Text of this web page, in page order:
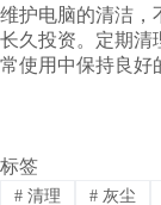
维护电脑的清洁，
长久投资。定期清
常使用中保持良好
标签
#清理 #灰尘